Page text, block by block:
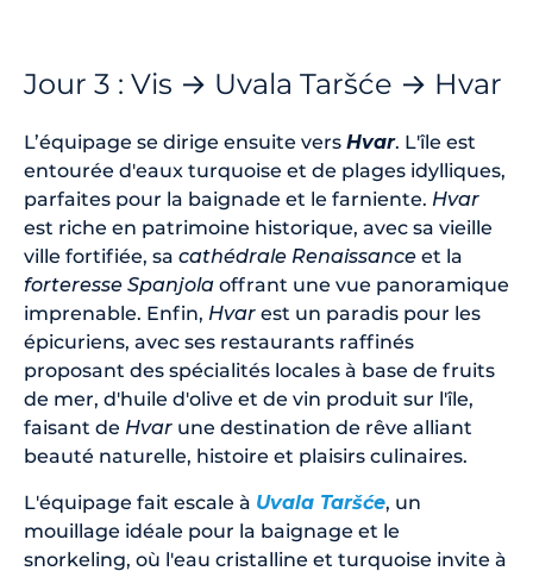
Jour 3 : Vis → Uvala Taršće → Hvar
L’équipage se dirige ensuite vers Hvar. L'île est
entourée d'eaux turquoise et de plages idylliques,
parfaites pour la baignade et le farniente. Hvar
est riche en patrimoine historique, avec sa vieille
ville fortifiée, sa cathédrale Renaissance et la
forteresse Spanjola offrant une vue panoramique
imprenable. Enfin, Hvar est un paradis pour les
épicuriens, avec ses restaurants raffinés
proposant des spécialités locales à base de fruits
de mer, d'huile d'olive et de vin produit sur l'île,
faisant de Hvar une destination de rêve alliant
beauté naturelle, histoire et plaisirs culinaires.
L'équipage fait escale à Uvala Taršće, un
mouillage idéale pour la baignage et le
snorkeling, où l'eau cristalline et turquoise invite à